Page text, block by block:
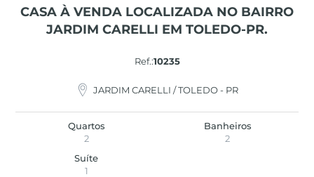
CASA À VENDA LOCALIZADA NO BAIRRO
JARDIM CARELLI EM TOLEDO-PR.
Ref.:10235
JARDIM CARELLI / TOLEDO - PR
Quartos
2
Banheiros
2
Suíte
1